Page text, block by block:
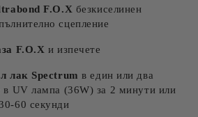
F.O.X безкиселинен
сцепление
F.O.X и изпечете
лак Spectrum в един или два
в UV лампа (36W) за 2 минути или
60 секунди